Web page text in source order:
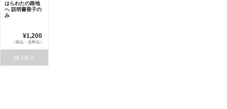
はらわたの路地
へ 説明書冊子の
み
¥1,200
（税込・送料込）
購入終了